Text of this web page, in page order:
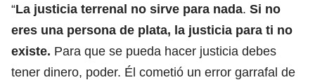
“La justicia terrenal no sirve para nada. Si no
eres una persona de plata, la justicia para ti no
existe. Para que se pueda hacer justicia debes
tener dinero, poder. Él cometió un error garrafal de